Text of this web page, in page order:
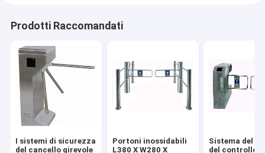
Prodotti Raccomandati
I sistemi di sicurezza
del cancello girevole
Portoni inossidabili
L380 X W280 X
Sistema del
del controllo